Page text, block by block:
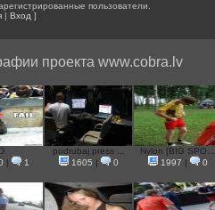
пользователи.
Вход ]
проекта www.cobra.lv
1
podrubaj press ...
1605
0
Nylon [BIG SPO...
1997
0